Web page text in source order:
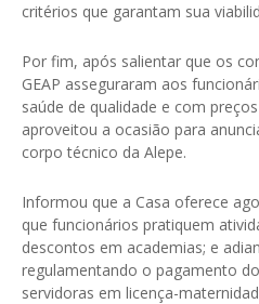
critérios que garantam sua
Por fim, após salientar que os
GEAP asseguraram aos
saúde de qualidade e com
aproveitou a ocasião para
corpo técnico da Alepe.
Informou que a Casa oferece
que funcionários pratiquem
descontos em academias; e
regulamentando o pagamento
servidoras em licença-